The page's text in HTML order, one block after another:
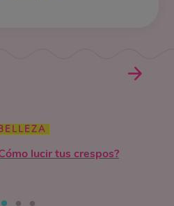
lucir tus crespos?